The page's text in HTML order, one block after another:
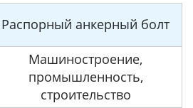
Распорный анкерный болт
Машиностроение,
промышленность,
строительство